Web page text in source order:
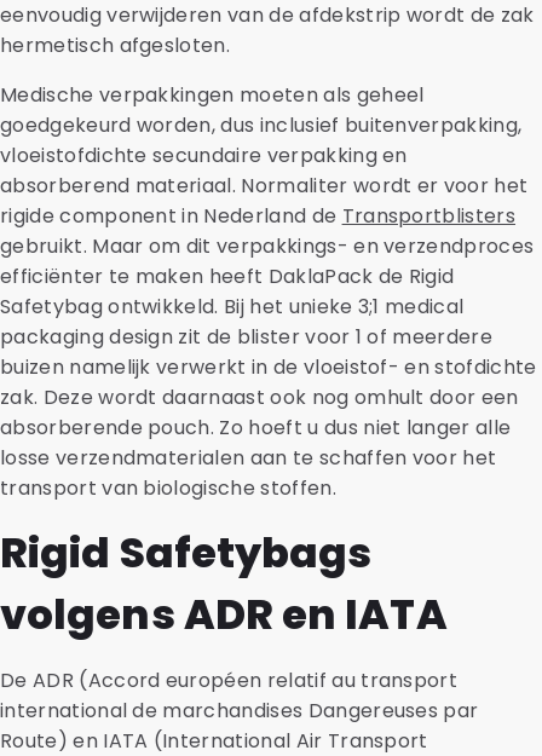
eenvoudig verwijderen van de afdekstrip wordt de zak
hermetisch afgesloten.
Medische verpakkingen moeten als geheel
goedgekeurd worden, dus inclusief buitenverpakking,
vloeistofdichte secundaire verpakking en
absorberend materiaal. Normaliter wordt er voor het
rigide component in Nederland de Transportblisters
gebruikt. Maar om dit verpakkings- en verzendproces
efficiënter te maken heeft DaklaPack de Rigid
Safetybag ontwikkeld. Bij het unieke 3;1 medical
packaging design zit de blister voor 1 of meerdere
buizen namelijk verwerkt in de vloeistof- en stofdichte
zak. Deze wordt daarnaast ook nog omhult door een
absorberende pouch. Zo hoeft u dus niet langer alle
losse verzendmaterialen aan te schaffen voor het
transport van biologische stoffen.
Rigid Safetybags
volgens ADR en IATA
De ADR (Accord européen relatif au transport
international de marchandises Dangereuses par
Route) en IATA (International Air Transport